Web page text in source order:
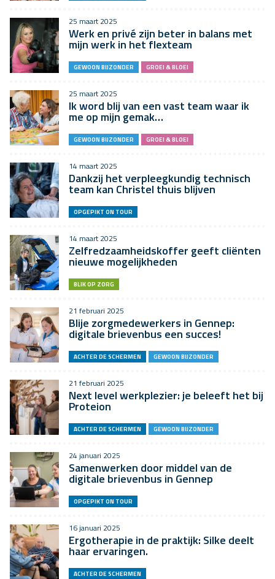
25 maart 2025
Werk en privé zijn beter in balans met
mijn werk in het flexteam
GEWOON BIJZONDER GROEI & BLOEI
25 maart 2025
Ik word blij van een vast team waar ik
me op mijn gemak…
GEWOON BIJZONDER GROEI & BLOEI
14 maart 2025
Dankzij het verpleegkundig technisch
team kan Christel thuis blijven
OPGEPIKT ON TOUR
14 maart 2025
Zelfredzaamheidskoffer geeft cliënten
nieuwe mogelijkheden
BLIK OP ZORG
21 februari 2025
Blije zorgmedewerkers in Gennep:
digitale brievenbus een succes!
ACHTER DE SCHERMEN GEWOON BIJZONDER
21 februari 2025
Next level werkplezier: je beleeft het bij
Proteion
ACHTER DE SCHERMEN GEWOON BIJZONDER
24 januari 2025
Samenwerken door middel van de
digitale brievenbus in Gennep
OPGEPIKT ON TOUR
16 januari 2025
Ergotherapie in de praktijk: Silke deelt
haar ervaringen.
ACHTER DE SCHERMEN